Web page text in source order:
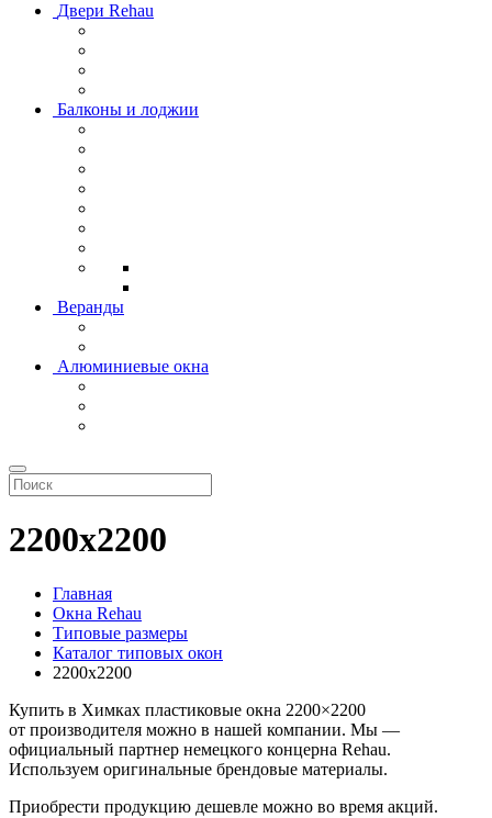
Двери Rehau
Балконы и лоджии
Веранды
Алюминиевые окна
2200х2200
Главная
Окна Rehau
Типовые размеры
Каталог типовых окон
2200х2200
Купить в Химках пластиковые окна 2200×2200
от производителя можно в нашей компании. Мы —
официальный партнер немецкого концерна Rehau.
Используем оригинальные брендовые материалы.
Приобрести продукцию дешевле можно во время акций.